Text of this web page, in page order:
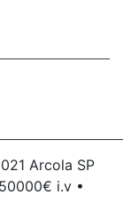
Arcola SP
i.v •